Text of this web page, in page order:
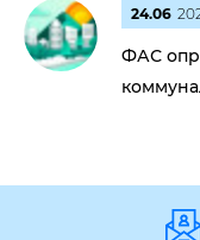
24.06
ФАС